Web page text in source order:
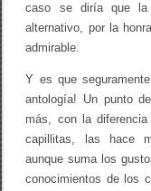
caso se diría que
alternativo, por la
admirable.
Y es que
antología! Un punto
más, con la
capillitas, las hace
aunque suma los
conocimientos de los